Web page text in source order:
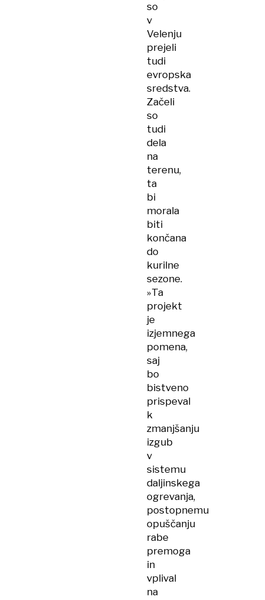
so
v
Velenju
prejeli
tudi
evropska
sredstva.
Začeli
so
tudi
dela
na
terenu,
ta
bi
morala
biti
končana
do
kurilne
sezone.
»Ta
projekt
je
izjemnega
pomena,
saj
bo
bistveno
prispeval
k
zmanjšanju
izgub
v
sistemu
daljinskega
ogrevanja,
postopnemu
opuščanju
rabe
premoga
in
vplival
na